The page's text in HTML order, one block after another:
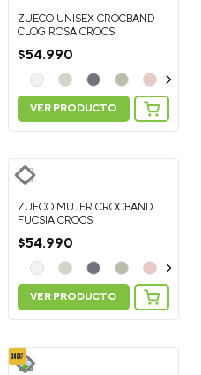
ZUECO UNISEX CROCBAND
CLOG ROSA CROCS
$54.990
VER PRODUCTO
ZUECO MUJER CROCBAND
FUCSIA CROCS
$54.990
VER PRODUCTO